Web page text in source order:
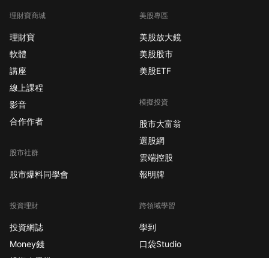
理財寶商城
理財寶
軟體
講座
線上課程
影音
合作作者
股市社群
股市爆料同學會
投資理財
投資網誌
Money錢
美股專區
美股放大鏡
美股股市
美股ETF
模擬投資
股市大富翁
選股網
雲端控股
報明牌
跨領域學習
學到
口袋Studio